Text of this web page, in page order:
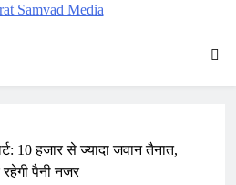
10 हजार से ज्यादा जवान तैनात,
पैनी नजर